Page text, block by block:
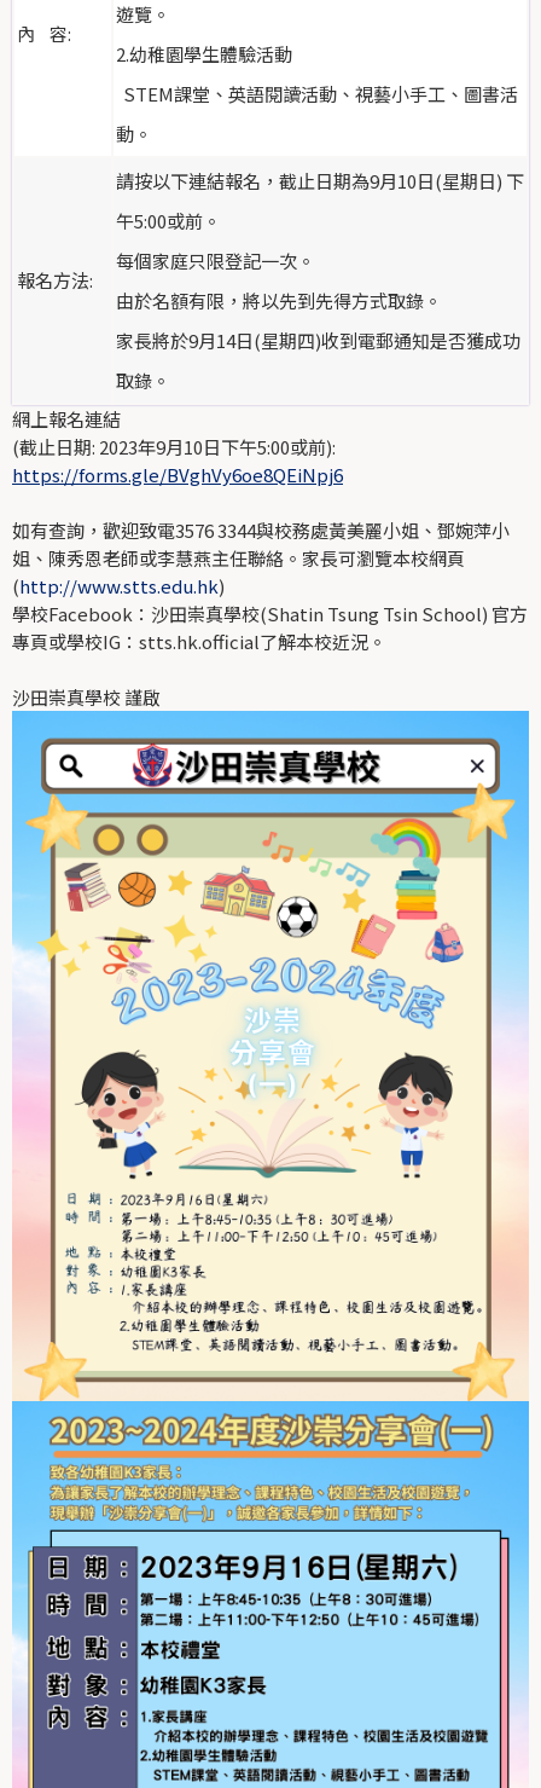
內 容:
遊覽。
2.幼稚園學生體驗活動
STEM課堂、英語閱讀活動、視藝小手工、圖書活
動。
報名方法:
請按以下連結報名，截止日期為9月10日(星期日) 下
午5:00或前。
每個家庭只限登記一次。
由於名額有限，將以先到先得方式取錄。
家長將於9月14日(星期四)收到電郵通知是否獲成功
取錄。
網上報名連結
(截止日期: 2023年9月10日下午5:00或前):
https://forms.gle/BVghVy6oe8QEiNpj6
如有查詢，歡迎致電3576 3344與校務處黃美麗小姐、鄧婉萍小
姐、陳秀恩老師或李慧燕主任聯絡。家長可瀏覽本校網頁
(http://www.stts.edu.hk)
學校Facebook：沙田崇真學校(Shatin Tsung Tsin School) 官方
專頁或學校IG：stts.hk.official了解本校近況。
沙田崇真學校 謹啟